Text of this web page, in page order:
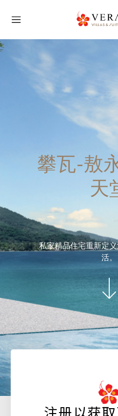
攀瓦-敖
天
私家精品住宅重新定
活。
注册以获